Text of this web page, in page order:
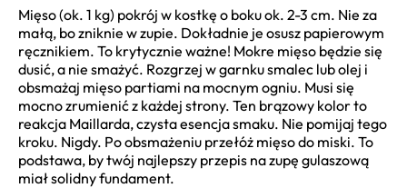
Mięso (ok. 1 kg) pokrój w kostkę o boku ok. 2-3 cm. Nie za
małą, bo zniknie w zupie. Dokładnie je osusz papierowym
ręcznikiem. To krytycznie ważne! Mokre mięso będzie się
dusić, a nie smażyć. Rozgrzej w garnku smalec lub olej i
obsmażaj mięso partiami na mocnym ogniu. Musi się
mocno zrumienić z każdej strony. Ten brązowy kolor to
reakcja Maillarda, czysta esencja smaku. Nie pomijaj tego
kroku. Nigdy. Po obsmażeniu przełóż mięso do miski. To
podstawa, by twój najlepszy przepis na zupę gulaszową
miał solidny fundament.